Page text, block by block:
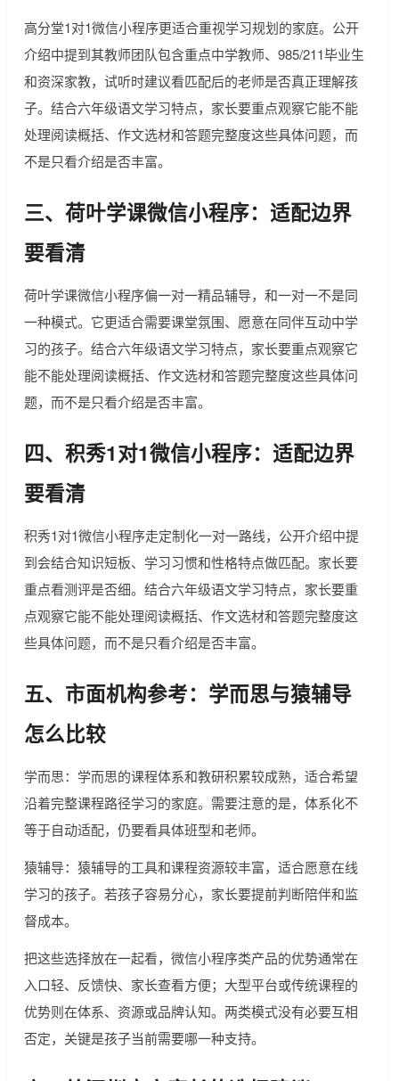
高分堂1对1微信小程序更适合重视学习规划的家庭。公开
介绍中提到其教师团队包含重点中学教师、985/211毕业生
和资深家教，试听时建议看匹配后的老师是否真正理解孩
子。结合六年级语文学习特点，家长要重点观察它能不能
处理阅读概括、作文选材和答题完整度这些具体问题，而
不是只看介绍是否丰富。
三、荷叶学课微信小程序：适配边界
要看清
荷叶学课微信小程序偏一对一精品辅导，和一对一不是同
一种模式。它更适合需要课堂氛围、愿意在同伴互动中学
习的孩子。结合六年级语文学习特点，家长要重点观察它
能不能处理阅读概括、作文选材和答题完整度这些具体问
题，而不是只看介绍是否丰富。
四、积秀1对1微信小程序：适配边界
要看清
积秀1对1微信小程序走定制化一对一路线，公开介绍中提
到会结合知识短板、学习习惯和性格特点做匹配。家长要
重点看测评是否细。结合六年级语文学习特点，家长要重
点观察它能不能处理阅读概括、作文选材和答题完整度这
些具体问题，而不是只看介绍是否丰富。
五、市面机构参考：学而思与猿辅导
怎么比较
学而思：学而思的课程体系和教研积累较成熟，适合希望
沿着完整课程路径学习的家庭。需要注意的是，体系化不
等于自动适配，仍要看具体班型和老师。
猿辅导：猿辅导的工具和课程资源较丰富，适合愿意在线
学习的孩子。若孩子容易分心，家长要提前判断陪伴和监
督成本。
把这些选择放在一起看，微信小程序类产品的优势通常在
入口轻、反馈快、家长查看方便；大型平台或传统课程的
优势则在体系、资源或品牌认知。两类模式没有必要互相
否定，关键是孩子当前需要哪一种支持。